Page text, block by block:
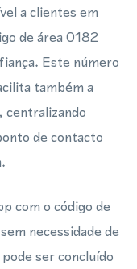
a clientes em
de área 0182
Este número
também a
centralizando
de contacto
com o código de
necessidade de
ser concluído